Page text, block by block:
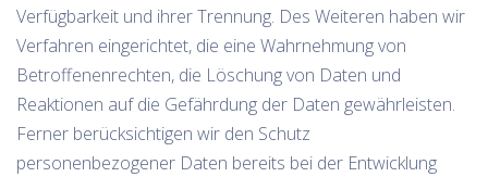
Verfügbarkeit und ihrer Trennung. Des Weiteren haben wir
Verfahren eingerichtet, die eine Wahrnehmung von
Betroffenenrechten, die Löschung von Daten und
Reaktionen auf die Gefährdung der Daten gewährleisten.
Ferner berücksichtigen wir den Schutz
personenbezogener Daten bereits bei der Entwicklung